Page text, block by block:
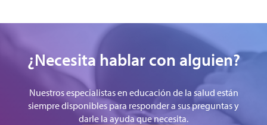
¿Necesita hablar con alguien?
Nuestros especialistas en educación de la salud están
siempre disponibles para responder a sus preguntas y
darle la ayuda que necesita.